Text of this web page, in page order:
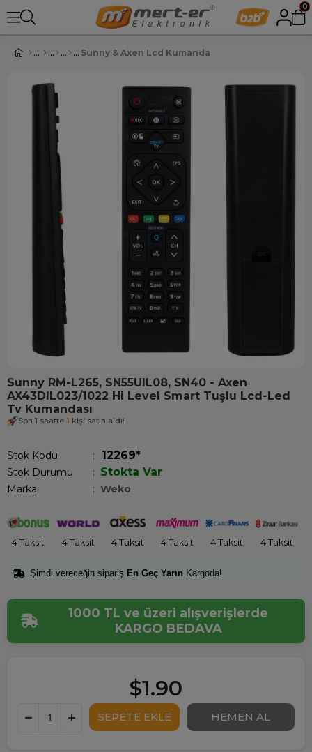
0
Sunny & Axen Lcd Kumanda
Sunny RM-L265, SN55UIL08, SN40 - Axen
AX43DIL023/1022 Hi Level Smart Tuşlu Lcd-Led
Tv Kumandası
Son 1 saatte 1 kişi satın aldı!
Stok Kodu 12269*
Stok Durumu : Stokta Var
Marka : Weko
4 Taksit 4 Taksit 4 Taksit 4 Taksit 4 Taksit 4 Taksit
Şimdi vereceğin sipariş En Geç Yarın Kargoda!
1000 TL ve üzeri alışverişlerde
KARGO BEDAVA
$1.90